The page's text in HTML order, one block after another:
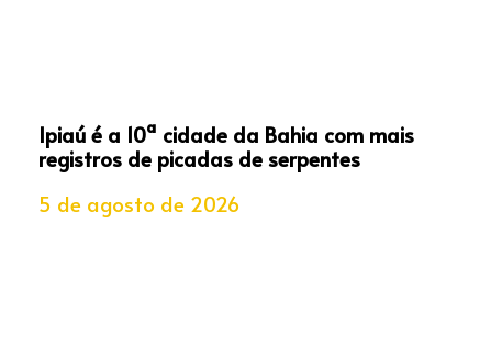
Ipiaú é a 10ª cidade da Bahia com mais
registros de picadas de serpentes
5 de agosto de 2026